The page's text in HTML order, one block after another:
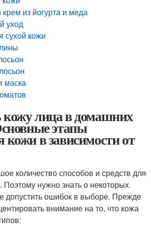
из йогурта и меда
уход
сухой кожи
маска
лица в домашних
этапы
в зависимости от
количество способов и средств для
нужно знать о некоторых
допустить ошибок в выборе. Прежде
внимание на то, что кожа